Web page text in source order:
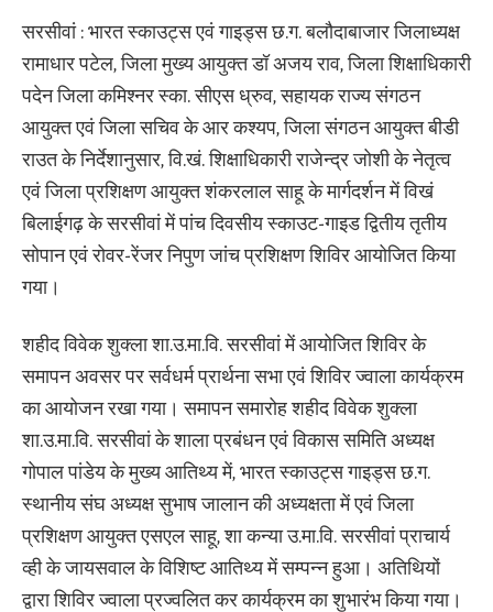
सरसीवां : भारत स्काउट्स एवं गाइड्स छ.ग. बलौदाबाजार जिलाध्यक्ष
रामाधार पटेल, जिला मुख्य आयुक्त डॉ अजय राव, जिला शिक्षाधिकारी
पदेन जिला कमिश्नर स्का. सीएस ध्रुव, सहायक राज्य संगठन
आयुक्त एवं जिला सचिव के आर कश्यप, जिला संगठन आयुक्त बीडी
राउत के निर्देशानुसार, वि.खं. शिक्षाधिकारी राजेन्द्र जोशी के नेतृत्व
एवं जिला प्रशिक्षण आयुक्त शंकरलाल साहू के मार्गदर्शन में विखं
बिलाईगढ़ के सरसीवां में पांच दिवसीय स्काउट-गाइड द्वितीय तृतीय
सोपान एवं रोवर-रेंजर निपुण जांच प्रशिक्षण शिविर आयोजित किया
गया।
शहीद विवेक शुक्ला शा.उ.मा.वि. सरसीवां में आयोजित शिविर के
समापन अवसर पर सर्वधर्म प्रार्थना सभा एवं शिविर ज्वाला कार्यक्रम
का आयोजन रखा गया। समापन समारोह शहीद विवेक शुक्ला
शा.उ.मा.वि. सरसीवां के शाला प्रबंधन एवं विकास समिति अध्यक्ष
गोपाल पांडेय के मुख्य आतिथ्य में, भारत स्काउट्स गाइड्स छ.ग.
स्थानीय संघ अध्यक्ष सुभाष जालान की अध्यक्षता में एवं जिला
प्रशिक्षण आयुक्त एसएल साहू, शा कन्या उ.मा.वि. सरसीवां प्राचार्य
व्ही के जायसवाल के विशिष्ट आतिथ्य में सम्पन्न हुआ। अतिथियों
द्वारा शिविर ज्वाला प्रज्वलित कर कार्यक्रम का शुभारंभ किया गया।